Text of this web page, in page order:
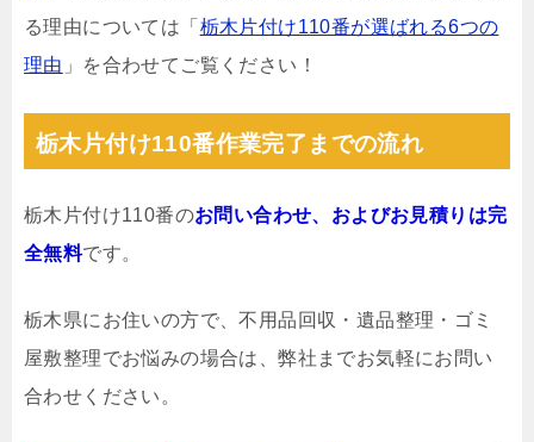
る理由については「 栃木片付け110番が選ばれる6つの
理由 」を合わせてご覧ください！
栃木片付け110番作業完了までの流れ
栃木片付け110番のお問い合わせ、およびお見積りは完
全無料です。
栃木県にお住いの方で、不用品回収・遺品整理・ゴミ
屋敷整理でお悩みの場合は、弊社までお気軽にお問い
合わせください。